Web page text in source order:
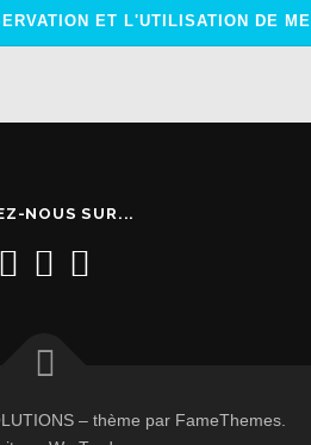
NOUS SUR...
– thème par FameThemes.